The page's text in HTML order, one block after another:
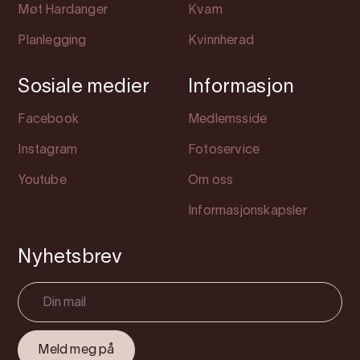
Møt Hardanger
Planlegging
Kvam
Kvinnherad
Sosiale medier
Facebook
Instagram
Youtube
Informasjon
Medlemsside
Fotoservice
Om oss
Informasjonskapsler
Nyhetsbrev